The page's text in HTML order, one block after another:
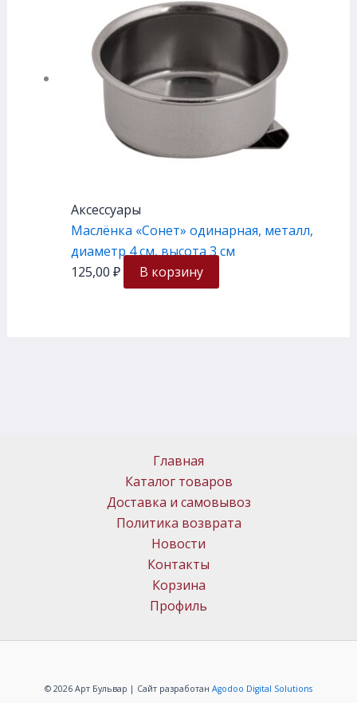
Аксессуары
Маслёнка «Сонет» одинарная, металл,
диаметр 4 см, высота 3 см
125,00 ₽ В корзину
Главная
Каталог товаров
Доставка и самовывоз
Политика возврата
Новости
Контакты
Корзина
Профиль
© 2026 Арт Бульвар | Сайт разработан Agodoo Digital Solutions